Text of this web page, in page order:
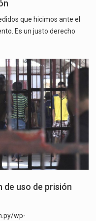
que hicimos ante el
Es un justo derecho
de uso de prisión
wp-